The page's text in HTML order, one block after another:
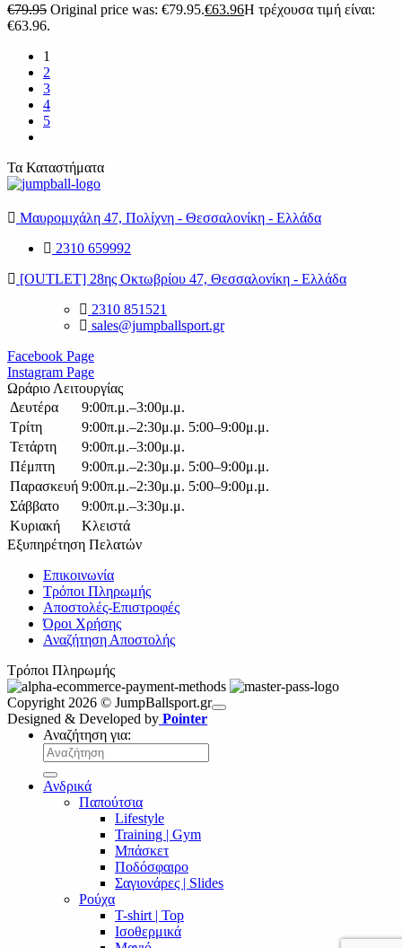
€79.95 Original price was: €79.95.€63.96Η τρέχουσα τιμή είναι:
€63.96.
1
2
3
4
5
Τα Καταστήματα
Μαυρομιχάλη 47, Πολίχνη - Θεσσαλονίκη - Ελλάδα
2310 659992
[OUTLET] 28ης Οκτωβρίου 47, Θεσσαλονίκη - Ελλάδα
2310 851521
sales@jumpballsport.gr
Facebook Page
Instagram Page
Ωράριο Λειτουργίας
Δευτέρα
9:00π.μ.–3:00μ.μ.
Τρίτη
9:00π.μ.–2:30μ.μ. 5:00–9:00μ.μ.
Τετάρτη
9:00π.μ.–3:00μ.μ.
Πέμπτη
9:00π.μ.–2:30μ.μ. 5:00–9:00μ.μ.
Παρασκευή 9:00π.μ.–2:30μ.μ. 5:00–9:00μ.μ.
Σάββατο
9:00π.μ.–3:30μ.μ.
Κυριακή
Κλειστά
Εξυπηρέτηση Πελατών
Επικοινωνία
Τρόποι Πληρωμής
Αποστολές-Επιστροφές
Όροι Χρήσης
Αναζήτηση Αποστολής
Τρόποι Πληρωμής
Copyright 2026 © JumpBallsport.gr
Designed & Developed by Pointer
Αναζήτηση για:
Ανδρικά
Παπούτσια
Lifestyle
Training | Gym
Μπάσκετ
Ποδόσφαιρο
Σαγιονάρες | Slides
Ρούχα
T-shirt | Top
Ισοθερμικά